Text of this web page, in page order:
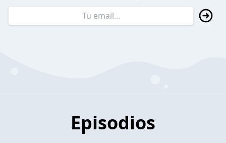
Episodios